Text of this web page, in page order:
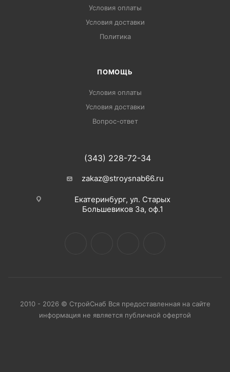
Условия оплаты
Условия доставки
Политика
ПОМОЩЬ
Условия оплаты
Условия доставки
Вопрос-ответ
(343) 228-72-34
zakaz@stroysnab66.ru
Екатеринбург, ул. Старых
Большевиков 3а, оф.1
2010 - 2026 © СтройСнаб Вся предоставленная на сайте
информация не является публичной офертой